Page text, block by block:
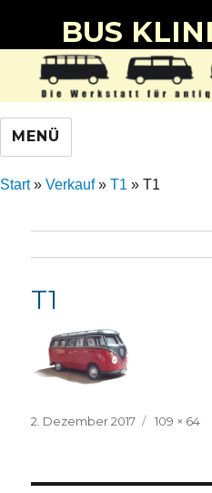
BUS
MENÜ
Start» Verkauf» T1 » T1
T1
Veröffentlicht
2. Dezember 2017
Volle
109 × 64